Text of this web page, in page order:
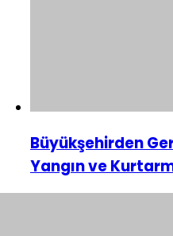
Büyükşehirden
Yangın ve